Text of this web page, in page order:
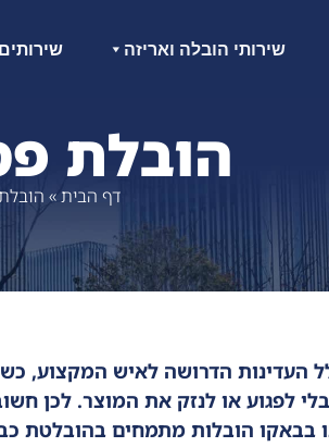
שירותי הובלה ואריזה
הובלת
דף הבית»
העדינות הדרושה לאיש המקצוע,
לפגוע או לנזק את המוצר. לכן